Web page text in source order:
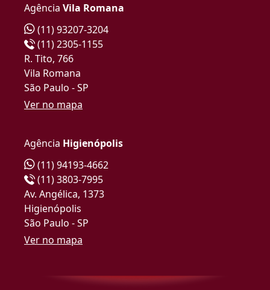
Agência Vila Romana
(11) 93207-3204
(11) 2305-1155
R. Tito, 766
Vila Romana
São Paulo - SP
Ver no mapa
Agência Higienópolis
(11) 94193-4662
(11) 3803-7995
Av. Angélica, 1373
Higienópolis
São Paulo - SP
Ver no mapa